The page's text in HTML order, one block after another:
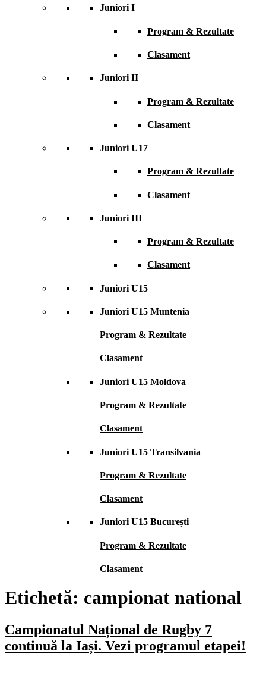
Juniori I
Program & Rezultate
Clasament
Juniori II
Program & Rezultate
Clasament
Juniori U17
Program & Rezultate
Clasament
Juniori III
Program & Rezultate
Clasament
Juniori U15
Juniori U15 Muntenia
Program & Rezultate
Clasament
Juniori U15 Moldova
Program & Rezultate
Clasament
Juniori U15 Transilvania
Program & Rezultate
Clasament
Juniori U15 București
Program & Rezultate
Clasament
Etichetă: campionat national
Campionatul Național de Rugby 7
continuă la Iași. Vezi programul etapei!